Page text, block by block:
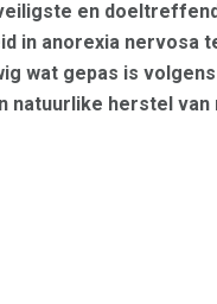
en
in anorexia nervosa
wat gepas is
natuurlike herstel van